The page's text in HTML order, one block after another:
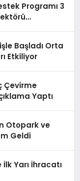
Programı 3
Başladı Orta
Etkiliyor
Çevirme
Yaptı
Otopark ve
Geldi
İlk Yarı İhracatı